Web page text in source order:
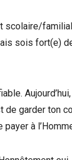
scolaire/
sois fort(e)
de garder ton
à